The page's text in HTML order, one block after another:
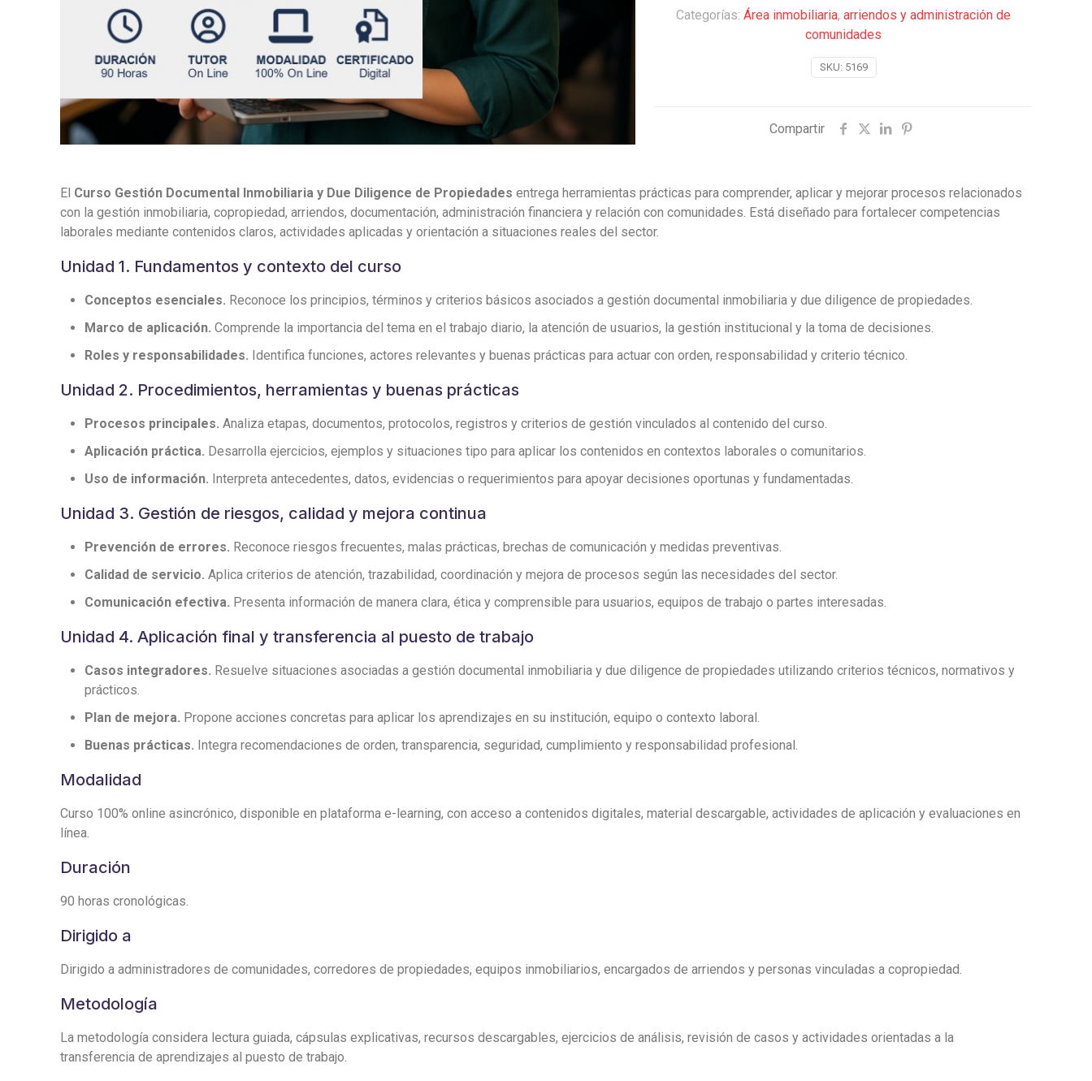
SKU: 5169
Categorías: Área inmobiliaria, arriendos y administración de
comunidades
Compartir
El Curso Gestión Documental Inmobiliaria y Due Diligence de Propiedades entrega herramientas prácticas para comprender, aplicar y mejorar procesos relacionados
con la gestión inmobiliaria, copropiedad, arriendos, documentación, administración financiera y relación con comunidades. Está diseñado para fortalecer competencias
laborales mediante contenidos claros, actividades aplicadas y orientación a situaciones reales del sector.
Unidad 1. Fundamentos y contexto del curso
Conceptos esenciales. Reconoce los principios, términos y criterios básicos asociados a gestión documental inmobiliaria y due diligence de propiedades.
Marco de aplicación. Comprende la importancia del tema en el trabajo diario, la atención de usuarios, la gestión institucional y la toma de decisiones.
Roles y responsabilidades. Identifica funciones, actores relevantes y buenas prácticas para actuar con orden, responsabilidad y criterio técnico.
Unidad 2. Procedimientos, herramientas y buenas prácticas
Procesos principales. Analiza etapas, documentos, protocolos, registros y criterios de gestión vinculados al contenido del curso.
Aplicación práctica. Desarrolla ejercicios, ejemplos y situaciones tipo para aplicar los contenidos en contextos laborales o comunitarios.
Uso de información. Interpreta antecedentes, datos, evidencias o requerimientos para apoyar decisiones oportunas y fundamentadas.
Unidad 3. Gestión de riesgos, calidad y mejora continua
Prevención de errores. Reconoce riesgos frecuentes, malas prácticas, brechas de comunicación y medidas preventivas.
Calidad de servicio. Aplica criterios de atención, trazabilidad, coordinación y mejora de procesos según las necesidades del sector.
Comunicación efectiva. Presenta información de manera clara, ética y comprensible para usuarios, equipos de trabajo o partes interesadas.
Unidad 4. Aplicación final y transferencia al puesto de trabajo
Casos integradores. Resuelve situaciones asociadas a gestión documental inmobiliaria y due diligence de propiedades utilizando criterios técnicos, normativos y
prácticos.
Plan de mejora. Propone acciones concretas para aplicar los aprendizajes en su institución, equipo o contexto laboral.
Buenas prácticas. Integra recomendaciones de orden, transparencia, seguridad, cumplimiento y responsabilidad profesional.
Modalidad
Curso 100% online asincrónico, disponible en plataforma e-learning, con acceso a contenidos digitales, material descargable, actividades de aplicación y evaluaciones en
línea.
Duración
90 horas cronológicas.
Dirigido a
Dirigido a administradores de comunidades, corredores de propiedades, equipos inmobiliarios, encargados de arriendos y personas vinculadas a copropiedad.
Metodología
La metodología considera lectura guiada, cápsulas explicativas, recursos descargables, ejercicios de análisis, revisión de casos y actividades orientadas a la
transferencia de aprendizajes al puesto de trabajo.